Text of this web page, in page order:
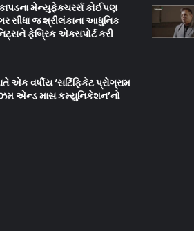
મેન્યુફેક્ચરર્સ કોઈપણ
સીધા જ શ્રીલંકાના આધુનિક
ફેબ્રિક એક્સપોર્ટ કરી
એક વર્ષીય ‘સર્ટિફિકેટ પ્રોગ્રામ
એન્ડ માસ કમ્યુનિકેશન’નો